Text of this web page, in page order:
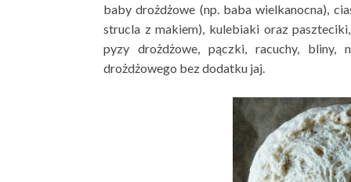
baby drożdżowe (np. baba wielkanocna),
strucla z makiem), kulebiaki oraz
pyzy drożdżowe, pączki, racuchy,
drożdżowego bez dodatku jaj.